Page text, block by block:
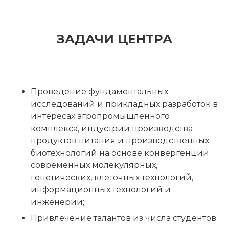
ЗАДАЧИ ЦЕНТРА
Проведение фундаментальных
исследований и прикладных разработок в
интересах агропромышленного
комплекса, индустрии производства
продуктов питания и производственных
биотехнологий на основе конвергенции
современных молекулярных,
генетических, клеточных технологий,
информационных технологий и
инженерии;
Привлечение талантов из числа студентов